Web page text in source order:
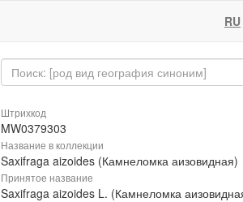
RU
Штрихкод
MW0379303
Название в коллекции
Saxifraga aizoides (Камнеломка аизовидная)
Принятое название
Saxifraga aizoides L. (Камнеломка